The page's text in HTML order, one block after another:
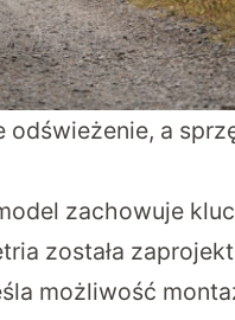
odświeżenie, a
zachowuje
została
możliwość